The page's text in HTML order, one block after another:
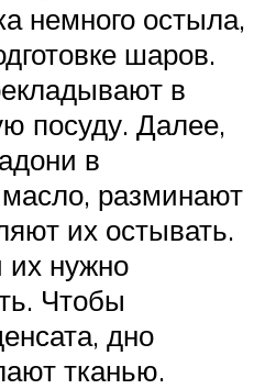
немного остыла,
шаров.
в
посуду. Далее,
в
разминают
их остывать.
их нужно
Чтобы
дно
тканью.